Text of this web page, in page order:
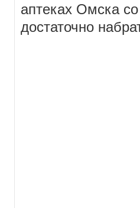
аптеках Омска
достаточно